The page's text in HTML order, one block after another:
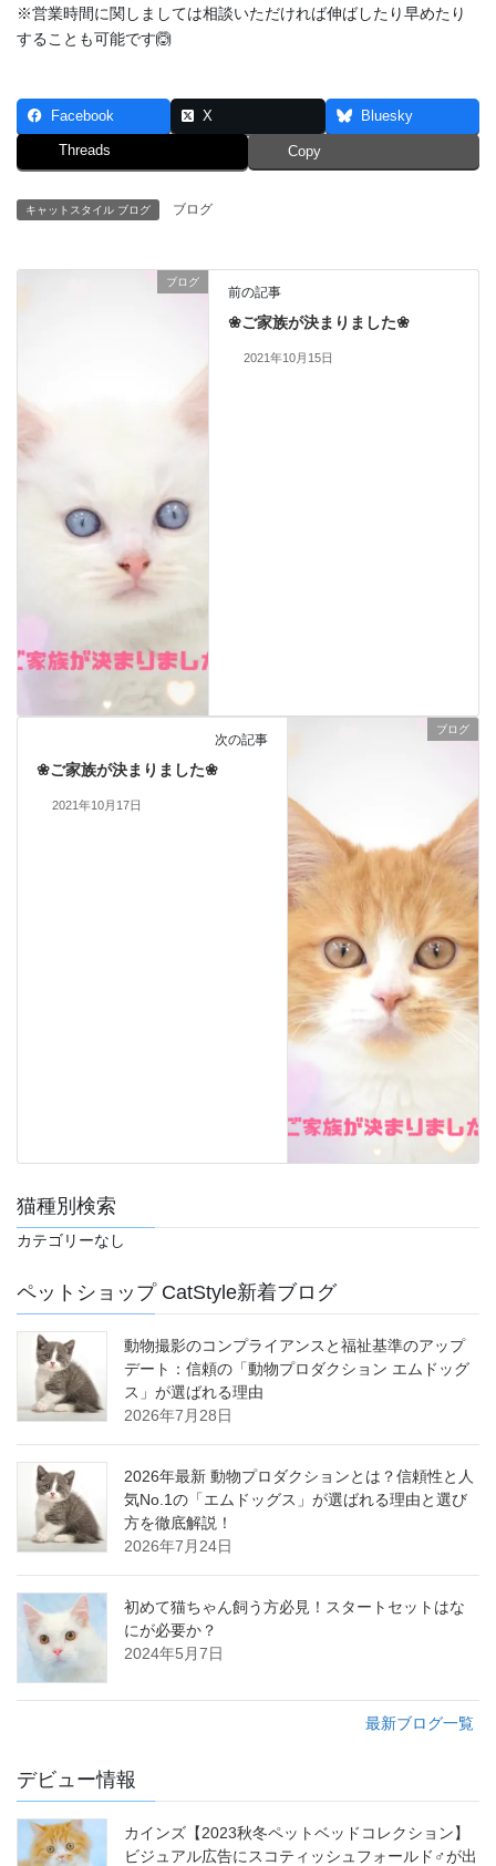
※営業時間に関しましては相談いただければ伸ばしたり早めたり
することも可能です🙆
Facebook X Bluesky
Threads Copy
キャットスタイル ブログ ブログ
ブログ
前の記事
❀ご家族が決まりました❀
2021年10月15日
ブログ
次の記事
❀ご家族が決まりました❀
2021年10月17日
猫種別検索
カテゴリーなし
ペットショップ CatStyle新着ブログ
動物撮影のコンプライアンスと福祉基準のアップ
デート：信頼の「動物プロダクション エムドッグ
ス」が選ばれる理由
2026年7月28日
2026年最新 動物プロダクションとは？信頼性と人
気No.1の「エムドッグス」が選ばれる理由と選び
方を徹底解説！
2026年7月24日
初めて猫ちゃん飼う方必見！スタートセットはな
にが必要か？
2024年5月7日
最新ブログ一覧
デビュー情報
カインズ【2023秋冬ペットベッドコレクション】
ビジュアル広告にスコティッシュフォールド♂が出